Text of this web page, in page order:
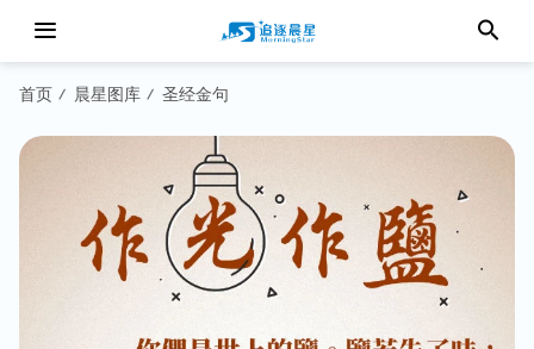
首页 / 晨星图库 / 圣经金句